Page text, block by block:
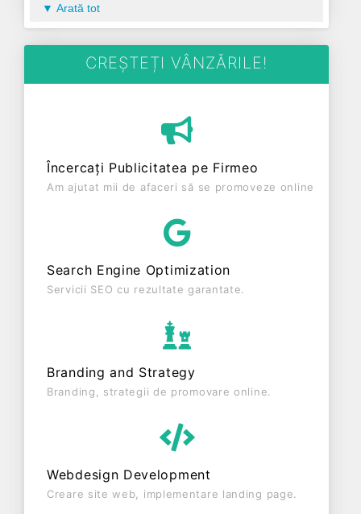
poziționat în zona de Centru a țării, în judetul
ALBA, compania aduce o contribuție semnificativă
fondată în anul 2019, având o vechime de 7 ani.
Conform ultimului bilanț, societatea a înregistrat un
gestionând operațiunile cu un număr mediu de 0
de salariați pe ultimul an fiscal. AGRO GEMINI
fiscal si are status: INTRERUPERE TEMPORARA DE
ACTIVITATE. Societatea nu este plătitoare de TVA.
Arată tot
CREȘTEȚI VÂNZĂRILE!
Încercați Publicitatea pe Firmeo
Am ajutat mii de afaceri să se promoveze online
Search Engine Optimization
Servicii SEO cu rezultate garantate.
Branding and Strategy
Branding, strategii de promovare online.
Webdesign Development
Creare site web, implementare landing page.